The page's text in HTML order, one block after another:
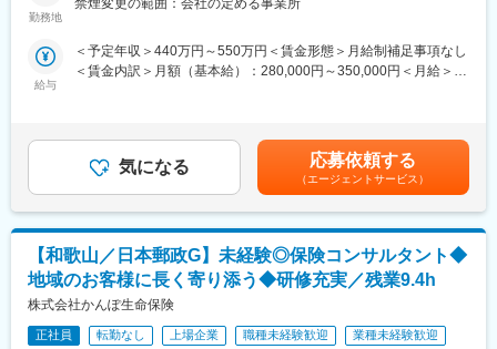
店時の提案内容を店舗の仲間と相談できるのも安心です。
確認といったご案内も一貫して担当。加入したら終わりではな
く、お客さまやそのご家族・知人と長い関係性を築ける仕事で
す。
空き時間を使って事例共有やロールプレイングを行うなど、常に
社員のスキルアップに取り組んでいます。
★年収1100万円／経験7年／ブロック長職／月給66万円＋賞与
担当エリアの地元企業様に対して、資金ニーズを聞き出し、融資
案件を組成する業務となります。
なります。
他業界からの中途入社実績が多く、銀行営業はコンサル業務に近
いため、顧客がどういうことにお悩みになられているか、その感
度やアンテナが高い方がご活躍しております。（他業界…MR、家
具販売、証券会社、保険会社、審判会社、カード会社など）
■研修制度
キャリア意識の向上やマネジメント力などを身につけていく「階
層別研修」、全行員共通の研修とは別系統で、職務やキャリアに
応じてスキルアップを図る「業務別研修」など、さまざまな教育
勤務地
禁煙変更の範囲：会社の定める事業所
給与
＜予定年収＞440万円～550万円＜賃金形態＞月給制補足事項なし
＜賃金内訳＞月額（基本給）：280,000円～350,000円＜月給＞
気になる 応募依頼する
（エージェントサービス）
【和歌山／日本郵政G】未経験◎保険コンサルタント◆
地域のお客様に長く寄り添う◆研修充実／残業9.4h
株式会社かんぽ生命保険
正社員 転勤なし 上場企業 職種未経験歓迎 業種未経験歓迎